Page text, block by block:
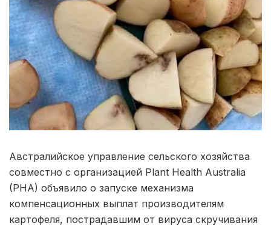
Австралийское управление сельского хозяйства
совместно с организацией Plant Health Australia
(PHA) объявило о запуске механизма
компенсационных выплат производителям
картофеля, пострадавшим от вируса скручивания